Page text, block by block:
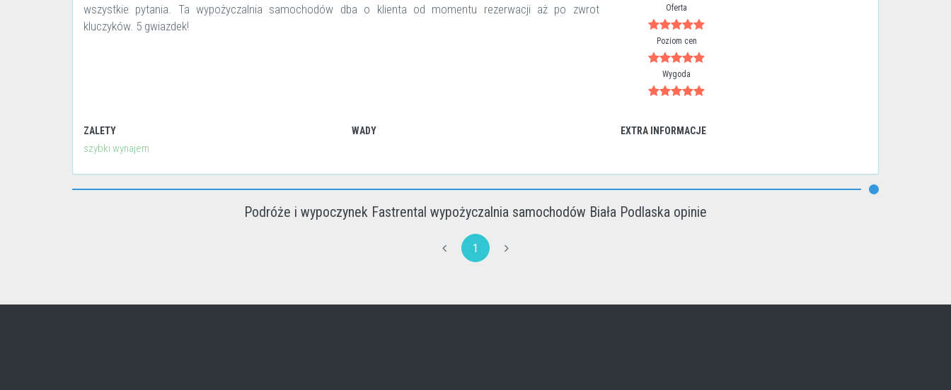
wszystkie pytania. Ta wypożyczalnia samochodów dba o klienta od momentu rezerwacji aż po zwrot
kluczyków. 5 gwiazdek!
Oferta
Poziom cen
Wygoda
ZALETY
szybki wynajem
WADY EXTRA INFORMACJE
Podróże i wypoczynek Fastrental wypożyczalnia samochodów Biała Podlaska opinie
1